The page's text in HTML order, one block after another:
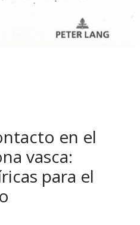
en el
vasca:
para el